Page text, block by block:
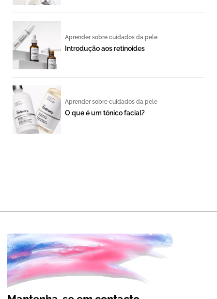
Aprender sobre cuidados da pele
Introdução aos retinoides
Aprender sobre cuidados da pele
O que é um tónico facial?